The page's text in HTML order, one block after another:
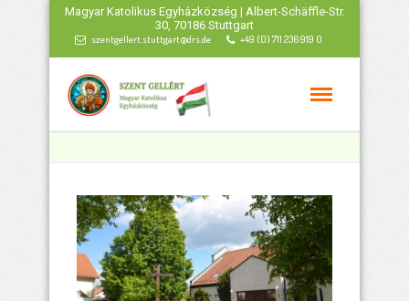
Magyar Katolikus Egyházközség | Albert-Schäffle-Str.
30, 70186 Stuttgart
szentgellert.stuttgart@drs.de +49 (0) 711 236 919 0